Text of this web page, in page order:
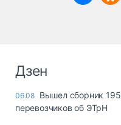
Дзен
06.08 Вышел сборник
перевозчиков об ЭТрН